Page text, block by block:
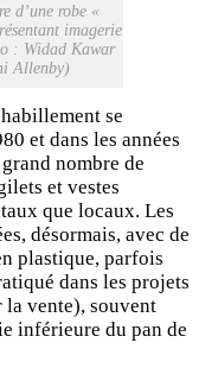
d’une robe «
imagerie
: Widad Kawar
Allenby)
se
et dans les années
nombre de
et vestes
que locaux. Les
désormais, avec de
plastique, parfois
dans les projets
la vente), souvent
inférieure du pan de